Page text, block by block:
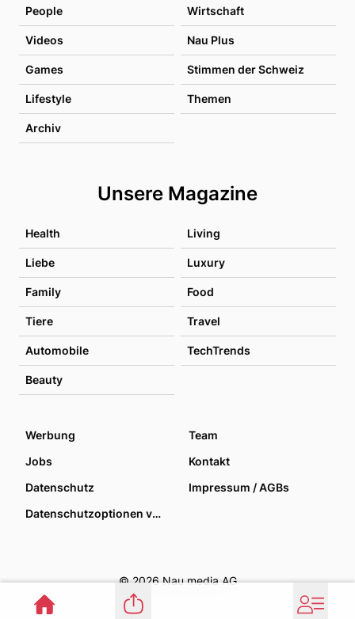
People Wirtschaft
Videos Nau Plus
Games Stimmen der Schweiz
Lifestyle Themen
Archiv
Unsere Magazine
Health Living
Liebe Luxury
Family Food
Tiere Travel
Automobile TechTrends
Beauty
Werbung
Team
Jobs
Kontakt
Datenschutz
Impressum / AGBs
Datenschutzoptionen verwalten
© 2026 Nau media AG